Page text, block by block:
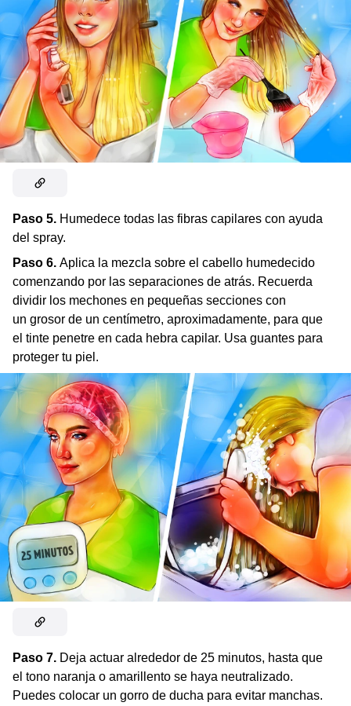
Paso 5. Humedece todas las fibras capilares con ayuda
del spray.
Paso 6. Aplica la mezcla sobre el cabello humedecido
comenzando por las separaciones de atrás. Recuerda
dividir los mechones en pequeñas secciones con
un grosor de un centímetro, aproximadamente, para que
el tinte penetre en cada hebra capilar. Usa guantes para
proteger tu piel.
Paso 7. Deja actuar alrededor de 25 minutos, hasta que
el tono naranja o amarillento se haya neutralizado.
Puedes colocar un gorro de ducha para evitar manchas.